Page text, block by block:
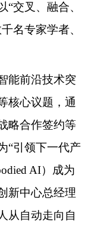
交叉、融合、
名专家学者、
前沿技术突
核心议题，通
略合作签约等
“引领下一代产
AI）成为
新中心总经理
从自动走向自